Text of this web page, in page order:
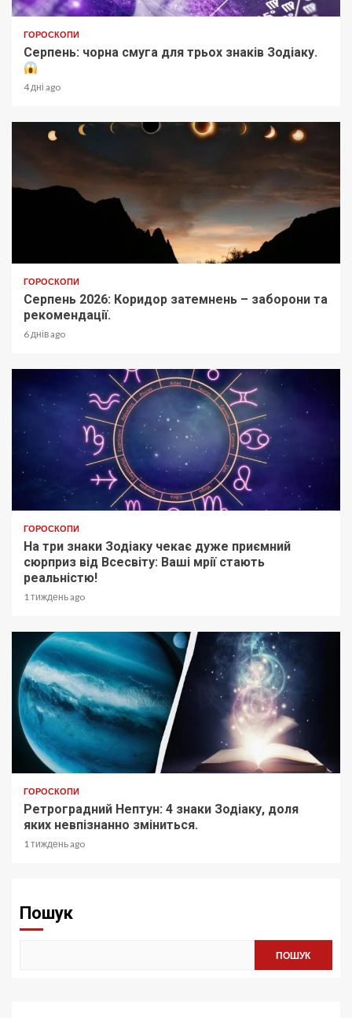
ГОРОСКОПИ
Серпень: чорна смуга для трьох знаків Зодіаку.
4 дні ago
ГОРОСКОПИ
Серпень 2026: Коридор затемнень – заборони та
рекомендації.
6 днів ago
ГОРОСКОПИ
На три знаки Зодіаку чекає дуже приємний
сюрприз від Всесвіту: Ваші мрії стають
реальністю!
1 тиждень ago
ГОРОСКОПИ
Ретроградний Нептун: 4 знаки Зодіаку, доля
яких невпізнанно зміниться.
1 тиждень ago
Пошук
ПОШУК